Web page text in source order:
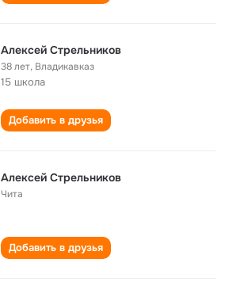
Алексей Стрельников
38 лет, Владикавказ
15 школа
Добавить в друзья
Алексей Стрельников
Чита
Добавить в друзья